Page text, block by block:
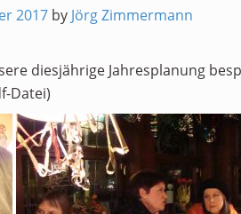
2017 by Jörg Zimmermann
diesjährige Jahresplanung
Datei)